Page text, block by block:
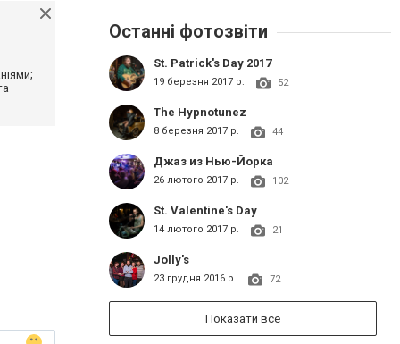
Останні фотозвіти
St. Patrick's Day 2017
19 березня 2017 р. 52
The Hypnotunez
8 березня 2017 р. 44
Джаз из Нью-Йорка
26 лютого 2017 р. 102
St. Valentine's Day
14 лютого 2017 р. 21
Jolly's
23 грудня 2016 р. 72
Показати все